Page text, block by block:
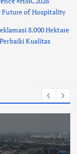
Future of Hospitality
8.000 Hektare
Kualitas